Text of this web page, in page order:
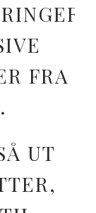
FRA
UT